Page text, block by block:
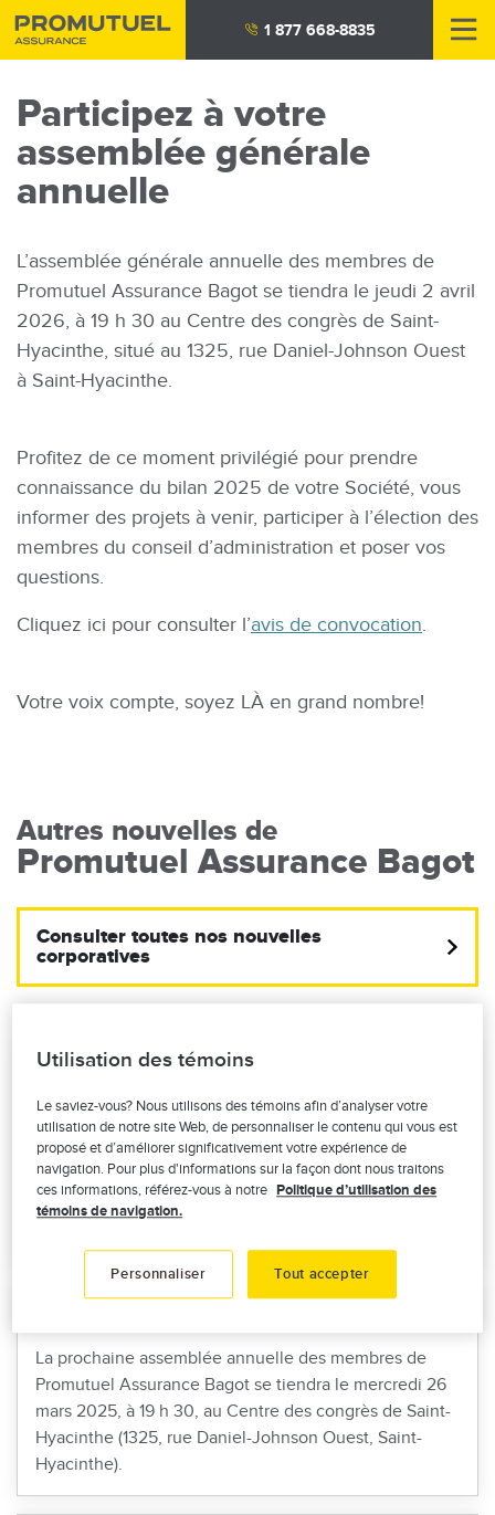
Aller
au
principal
1 877 668-8835
Participez à votre
assemblée générale
annuelle
L’assemblée générale annuelle des membres de
Promutuel Assurance Bagot se tiendra le jeudi 2 avril
2026, à 19 h 30 au Centre des congrès de Saint-
Hyacinthe, situé au 1325, rue Daniel-Johnson Ouest
à Saint-Hyacinthe.
Profitez de ce moment privilégié pour prendre
connaissance du bilan 2025 de votre Société, vous
informer des projets à venir, participer à l’élection des
membres du conseil d’administration et poser vos
questions.
Cliquez ici pour consulter l’avis de convocation.
Votre voix compte, soyez LÀ en grand nombre!
Autres nouvelles de
Promutuel Assurance Bagot
Consulter toutes nos nouvelles
corporatives
Nominations d'Alex Laplante et de Pierre
À la suite de l'assemblée générale du 26 mars, le
conseil d’administration de Promutuel Assurance
Bagot a l’honneur d’annoncer les nominations de
messieurs Alex Laplante et Pierre Cloutier aux postes
La prochaine assemblée annuelle des membres de
Promutuel Assurance Bagot se tiendra le mercredi 26
mars 2025, à 19 h 30, au Centre des congrès de Saint-
Hyacinthe (1325, rue Daniel-Johnson Ouest, Saint-
Hyacinthe).
Utilisation des témoins
Le saviez-vous? Nous utilisons des témoins afin d’analyser votre
utilisation de notre site Web, de personnaliser le contenu qui vous est
proposé et d’améliorer significativement votre expérience de
navigation. Pour plus d'informations sur la façon dont nous traitons
ces informations, référez-vous à notre Politique d’utilisation des
témoins de navigation.
Personnaliser Tout accepter